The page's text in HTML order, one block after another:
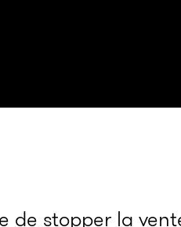
de stopper la